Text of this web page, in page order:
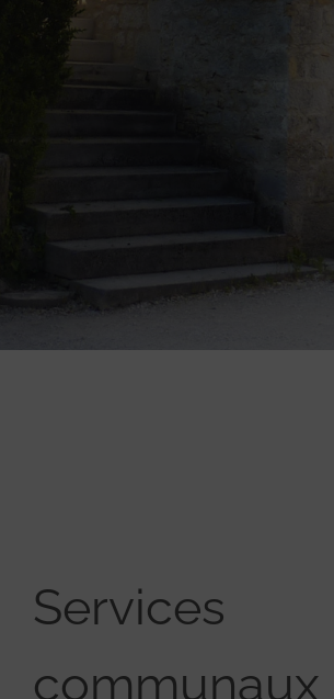
Services
communaux